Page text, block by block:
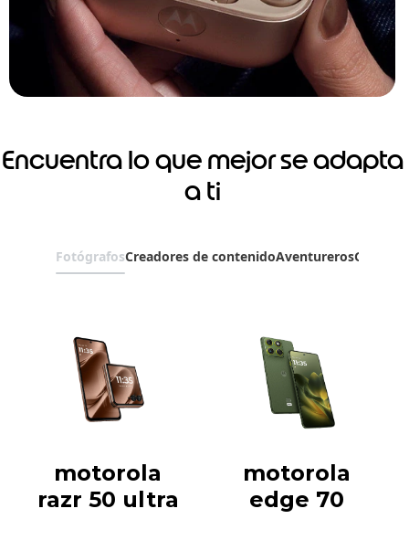
Encuentra lo que mejor se adapta
a ti
FotógrafosCreadores de contenidoAventurerosGamers
motorola
razr 50 ultra
motorola
edge 70